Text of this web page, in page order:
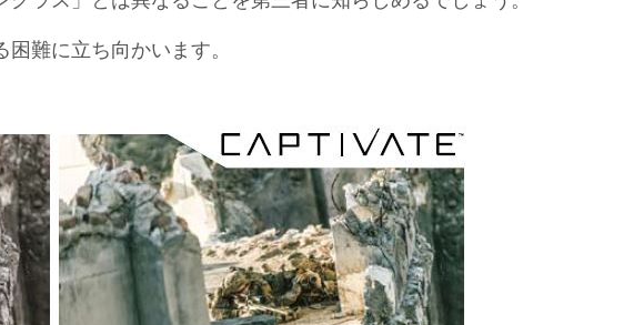
難に立ち向かいます。